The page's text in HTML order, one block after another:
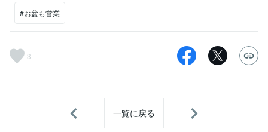
#お盆も営業
3
一覧に戻る